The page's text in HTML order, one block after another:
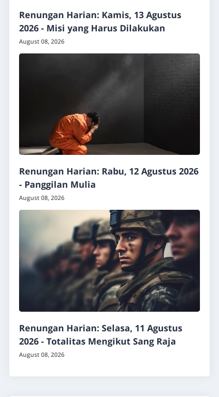
Renungan Harian: Kamis, 13 Agustus
2026 - Misi yang Harus Dilakukan
August 08, 2026
Renungan Harian: Rabu, 12 Agustus 2026
- Panggilan Mulia
August 08, 2026
Renungan Harian: Selasa, 11 Agustus
2026 - Totalitas Mengikut Sang Raja
August 08, 2026